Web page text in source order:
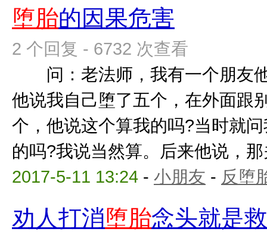
堕胎的因果危害
2 个回复 - 6732 次查看
问：老法师，我有一个朋友
他说我自己堕了五个，在外面跟
个，他说这个算我的吗?当时就
的吗?我说当然算。后来他说，
2017-5-11 13:24 - 小朋友 - 反堕
劝人打消堕胎念头就是